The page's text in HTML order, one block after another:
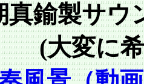
真鍮製サウ
(大変に